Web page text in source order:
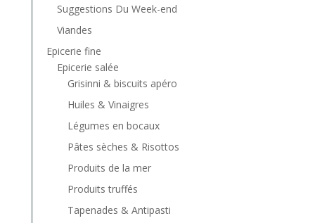
Suggestions Du Week-end
Viandes
Epicerie fine
Epicerie salée
Grisinni & biscuits apéro
Huiles & Vinaigres
Légumes en bocaux
Pâtes sèches & Risottos
Produits de la mer
Produits truffés
Tapenades & Antipasti